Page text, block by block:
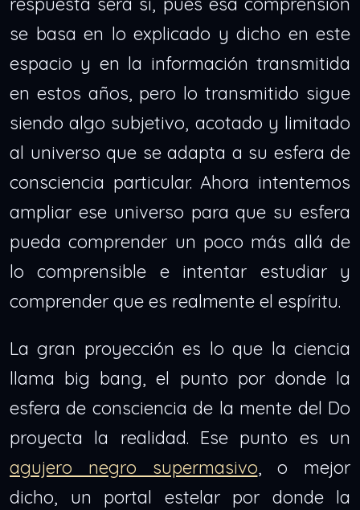
se basa en lo explicado y dicho en este
espacio y en la información transmitida
en estos años, pero lo transmitido sigue
siendo algo subjetivo, acotado y limitado
al universo que se adapta a su esfera de
consciencia particular. Ahora intentemos
ampliar ese universo para que su esfera
pueda comprender un poco más allá de
lo comprensible e intentar estudiar y
comprender que es realmente el espíritu.
La gran proyección es lo que la ciencia
llama big bang, el punto por donde la
esfera de consciencia de la mente del Do
proyecta la realidad. Ese punto es un
agujero negro supermasivo, o mejor
dicho, un portal estelar por donde la